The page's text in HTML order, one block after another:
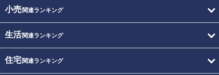
小売関連ランキング
生活関連ランキング
住宅関連ランキング